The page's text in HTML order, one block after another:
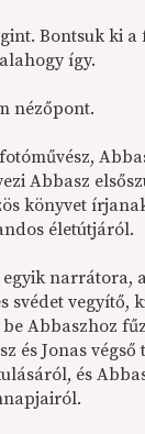
Bontsuk ki a
így.
nézőpont.
Abbasz
könyvet
életútjáról.
narrátora,
svédet vegyítő,
Abbaszhoz
és Jonas végső
és